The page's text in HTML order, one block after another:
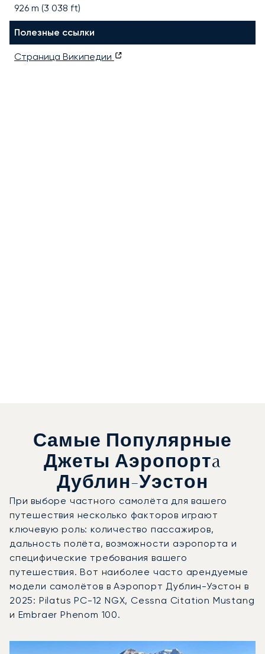
926 m (3 038 ft)
Полезные ссылки
Страница Википедии
Самые Популярные
Джеты Аэропортa
Дублин-Уэстон
При выборе частного самолёта для вашего
путешествия несколько факторов играют
ключевую роль: количество пассажиров,
дальность полёта, возможности аэропорта и
специфические требования вашего
путешествия. Вот наиболее часто арендуемые
модели самолётов в Аэропорт Дублин-Уэстон в
2025: Pilatus PC-12 NGX, Cessna Citation Mustang
и Embraer Phenom 100.
Фото воздушного судна Модель воздушного судна